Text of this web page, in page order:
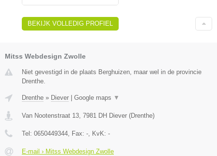
BEKIJK VOLLEDIG PROFIEL
Mitss Webdesign Zwolle
Niet gevestigd in de plaats Berghuizen, maar wel in de provincie
Drenthe.
Drenthe » Diever Google maps ▼
Van Nootenstraat 13, 7981 DH Diever (Drenthe)
Tel: 0650449344, Fax: -, KvK: -
E-mail › Mitss Webdesign Zwolle